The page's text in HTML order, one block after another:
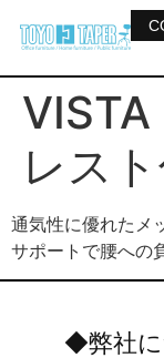
VISTA
レス
通気性に優れたメ
サポートで腰への
◆弊社